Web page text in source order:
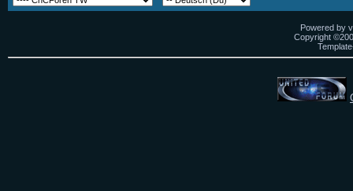
Powered by
Copyright